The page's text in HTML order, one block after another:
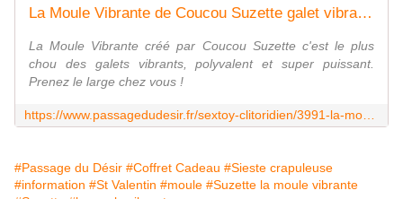
La Moule Vibrante de Coucou Suzette galet vibrant en forme de moule
La Moule Vibrante créé par Coucou Suzette c'est le plus
chou des galets vibrants, polyvalent et super puissant.
Prenez le large chez vous !
#Passage du Désir #Coffret Cadeau #Sieste crapuleuse
#information #St Valentin #moule #Suzette la moule vibrante